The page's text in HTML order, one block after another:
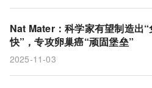
Nat Mater：科学家有望制造出“
快”，专攻卵巢癌“顽固堡垒”
2025-11-03